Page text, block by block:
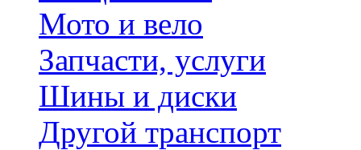
Мото и вело
Запчасти, услуги
Шины и диски
Другой транспорт